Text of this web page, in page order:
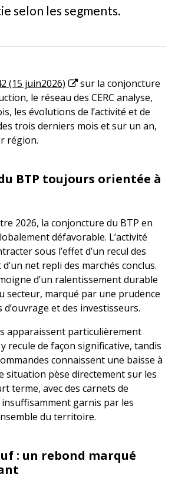
selon les segments.
(15 juin2026)
sur la conjoncture
le réseau des CERC analyse,
les évolutions de l’activité et de
trois derniers mois et sur un an,
région.
BTP toujours orientée à
2026, la conjoncture du BTP en
défavorable. L’activité
sous l’effet d’un recul des
net repli des marchés conclus.
d’un ralentissement durable
secteur, marqué par une prudence
et des investisseurs.
apparaissent particulièrement
y recule de façon significative, tandis
connaissent une baisse à
situation pèse directement sur les
terme, avec des carnets de
garnis par les
du territoire.
: un rebond marqué